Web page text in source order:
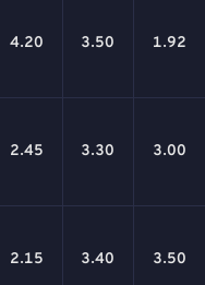
4.20 3.50 1.92
2.45 3.30 3.00
2.15 3.40 3.50